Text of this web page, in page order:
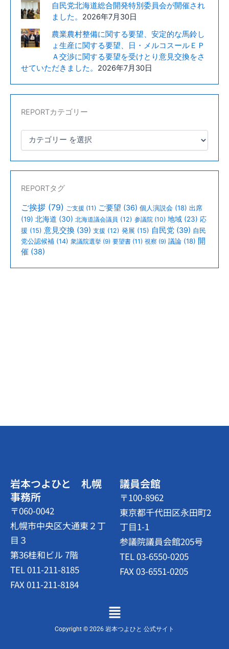
藤
副
議
長、
上
農
協
組
長、
農
専
務
が
お
見
え
に
自民党北海道総合開発特別委員会が開催され
ました。
2026年7月30日
農業農村整備に関する要望、安定的な馬鈴し
ょ生産に関する要望、日・メルコスールＥＰ
Ａ交渉に関する要望を受けとり意見交換をさ
せていただきました。 2026年7月30日
REPORTカテゴリー
REPORTタグ
ご挨拶 (79) ご支援 (11) ご要望 (36) 個人演説会 (18) 出席
(19) 北海道 (30) 北海道議会議員 (12) 参議院 (10) 地域 (23) 応
援 (15) 意見交換 (39) 支援 (12) 発展 (15) 自民党 (39) 自民
党公認候補 (14) 衆議院選挙 (9) 要望書 (11) 視察 (9) 議論 (18) 開
催 (38)
岩本つよひと 札幌
事務所
〒060-0042
札幌市中央区大通東２丁
目３
第36桂和ビル 7階
TEL 011-211-8185
FAX 011-211-8184
議員会館
〒100-8962
東京都千代田区永田町2
丁目1-1
参議院議員会館205号
TEL 03-6550-0205
FAX 03-6551-0205
メ
ニ
ュ
Copyright © 2026 岩本つよひと 公式サイト